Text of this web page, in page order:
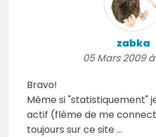
zabka
05 Mars 2009
Bravo!
Même si "statistiquement"
actif (flème de me
toujours sur ce site ...